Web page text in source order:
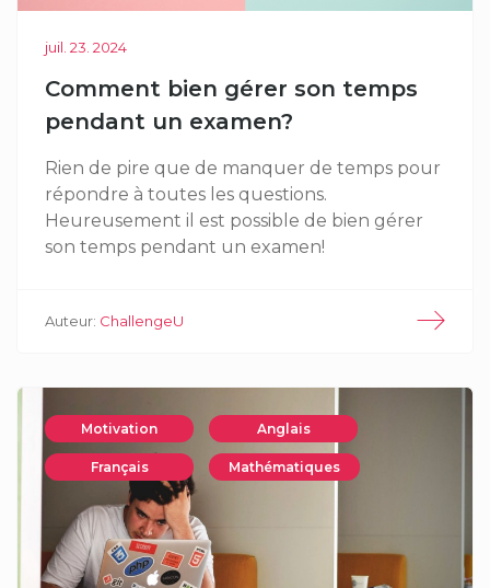
juil. 23. 2024
Comment bien gérer son temps
pendant un examen?
Rien de pire que de manquer de temps pour
répondre à toutes les questions.
Heureusement il est possible de bien gérer
son temps pendant un examen!
Auteur: ChallengeU
Motivation Anglais
Français Mathématiques